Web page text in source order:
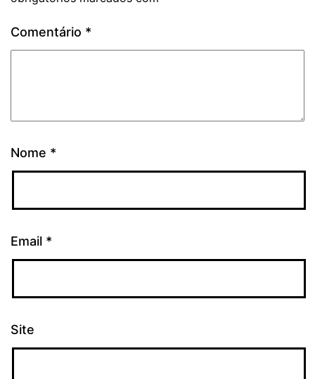
Comentário *
Nome *
Email *
Site